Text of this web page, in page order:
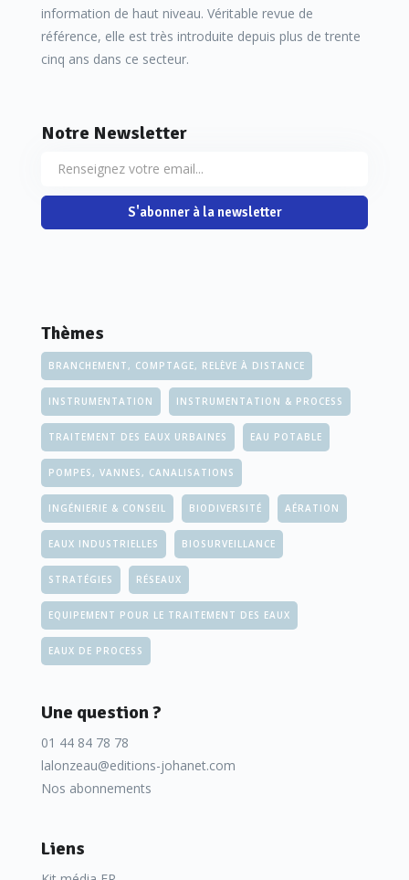
information de haut niveau. Véritable revue de
référence, elle est très introduite depuis plus de trente
cinq ans dans ce secteur.
Notre Newsletter
S'abonner à la newsletter
Thèmes
BRANCHEMENT, COMPTAGE, RELÈVE À DISTANCE
INSTRUMENTATION INSTRUMENTATION & PROCESS
TRAITEMENT DES EAUX URBAINES EAU POTABLE
POMPES, VANNES, CANALISATIONS
INGÉNIERIE & CONSEIL BIODIVERSITÉ AÉRATION
EAUX INDUSTRIELLES BIOSURVEILLANCE
STRATÉGIES RÉSEAUX
EQUIPEMENT POUR LE TRAITEMENT DES EAUX
EAUX DE PROCESS
Une question ?
01 44 84 78 78
lalonzeau@editions-johanet.com
Nos abonnements
Liens